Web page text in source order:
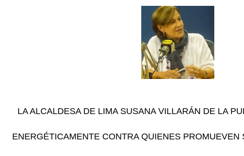
LA ALCALDESA DE LIMA SUSANA VILLARÁN DE LA
ENERGÉTICAMENTE CONTRA QUIENES PROMUEVEN